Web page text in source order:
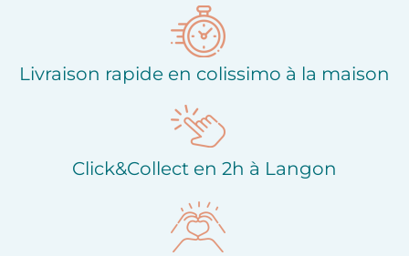
Livraison rapide en colissimo à la maison
Click&Collect en 2h à Langon